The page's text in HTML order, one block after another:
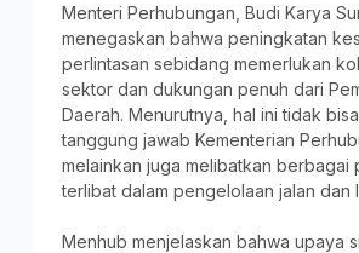
Menteri Perhubungan, Budi Karya
menegaskan bahwa peningkatan
perlintasan sebidang memerlukan
sektor dan dukungan penuh dari
Daerah. Menurutnya, hal ini tidak
tanggung jawab Kementerian
melainkan juga melibatkan berbagai
terlibat dalam pengelolaan jalan dan
Menhub menjelaskan bahwa upaya